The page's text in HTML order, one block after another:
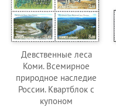
Девственные леса
Коми. Всемирное
природное наследие
России. Квартблок с
купоном